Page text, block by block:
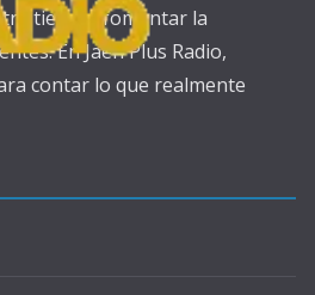
tierra y fomentar la
En Jaén Plus Radio,
contar lo que realmente